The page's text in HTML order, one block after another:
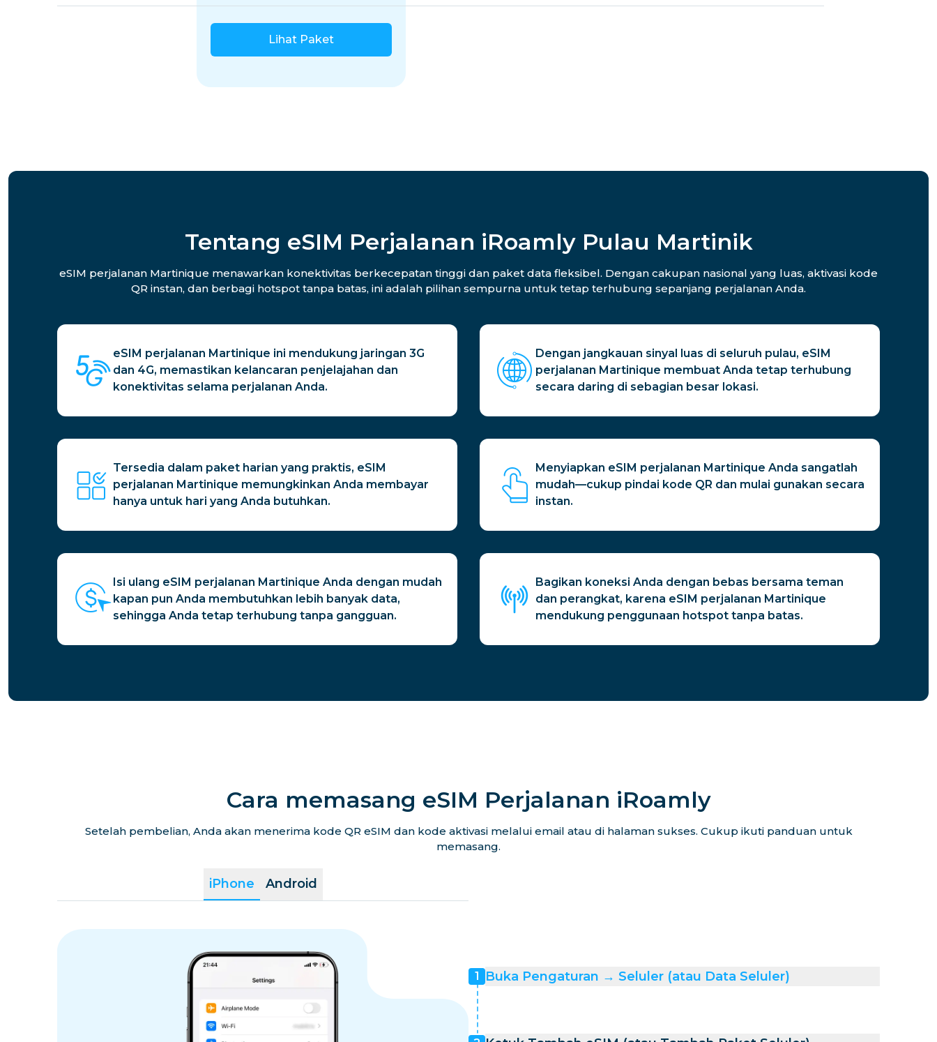
Lihat Paket
Tentang eSIM Perjalanan iRoamly Pulau Martinik
eSIM perjalanan Martinique menawarkan konektivitas berkecepatan tinggi dan paket data fleksibel. Dengan cakupan nasional yang luas, aktivasi kode
QR instan, dan berbagi hotspot tanpa batas, ini adalah pilihan sempurna untuk tetap terhubung sepanjang perjalanan Anda.
eSIM perjalanan Martinique ini mendukung jaringan 3G
dan 4G, memastikan kelancaran penjelajahan dan
konektivitas selama perjalanan Anda.
Dengan jangkauan sinyal luas di seluruh pulau, eSIM
perjalanan Martinique membuat Anda tetap terhubung
secara daring di sebagian besar lokasi.
Tersedia dalam paket harian yang praktis, eSIM
perjalanan Martinique memungkinkan Anda membayar
hanya untuk hari yang Anda butuhkan.
Menyiapkan eSIM perjalanan Martinique Anda sangatlah
mudah—cukup pindai kode QR dan mulai gunakan secara
instan.
Isi ulang eSIM perjalanan Martinique Anda dengan mudah
kapan pun Anda membutuhkan lebih banyak data,
sehingga Anda tetap terhubung tanpa gangguan.
Bagikan koneksi Anda dengan bebas bersama teman
dan perangkat, karena eSIM perjalanan Martinique
mendukung penggunaan hotspot tanpa batas.
Cara memasang eSIM Perjalanan iRoamly
Setelah pembelian, Anda akan menerima kode QR eSIM dan kode aktivasi melalui email atau di halaman sukses. Cukup ikuti panduan untuk
memasang.
iPhone Android
1 Buka Pengaturan → Seluler (atau Data Seluler)